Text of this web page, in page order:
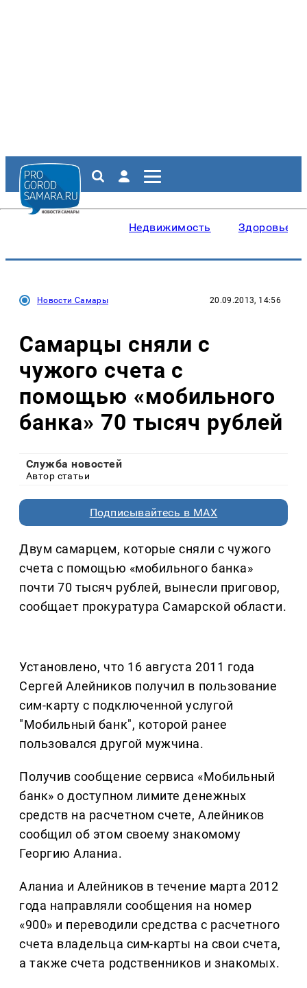
Недвижимость Здоровье
Новости Самары 20.09.2013, 14:56
Самарцы сняли с
чужого счета с
помощью «мобильного
банка» 70 тысяч рублей
Служба новостей
Автор статьи
Подписывайтесь в MAX
Двум самарцем, которые сняли с чужого
счета с помощью «мобильного банка»
почти 70 тысяч рублей, вынесли приговор,
сообщает прокуратура Самарской области.
Установлено, что 16 августа 2011 года
Сергей Алейников получил в пользование
сим-карту с подключенной услугой
"Мобильный банк", которой ранее
пользовался другой мужчина.
Получив сообщение сервиса «Мобильный
банк» о доступном лимите денежных
средств на расчетном счете, Алейников
сообщил об этом своему знакомому
Георгию Аланиа.
Аланиа и Алейников в течение марта 2012
года направляли сообщения на номер
«900» и переводили средства с расчетного
счета владельца сим-карты на свои счета,
а также счета родственников и знакомых.